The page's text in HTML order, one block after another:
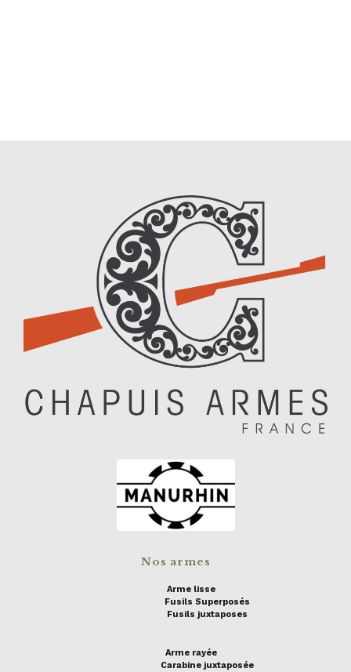
Nos armes
Arme lisse
Fusils Superposés
Fusils juxtaposes
Arme rayée
Carabine juxtaposée